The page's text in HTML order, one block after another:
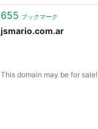
655 ブックマーク
jsmario.com.ar
This domain may be for sale!